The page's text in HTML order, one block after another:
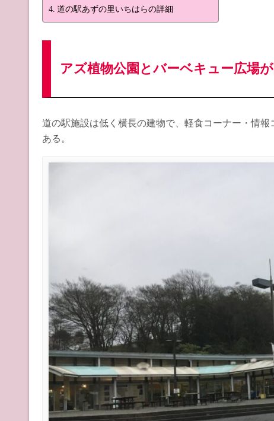
道の駅あずの里いちはらの詳細
アズ植物公園とバーベキュー広場
道の駅施設は低く横長の建物で、軽食コーナー・情
ある。